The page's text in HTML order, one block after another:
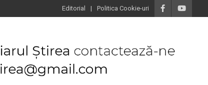
Editorial Politica Cookie-uri